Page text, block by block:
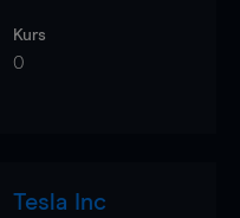
Kurs
0
Tesla Inc